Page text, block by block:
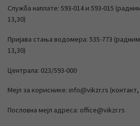
Служба наплате: 593-014 и 593-015
13,30)
Пријава стања водомера: 535-773
13,30)
Централа: 023/593-000
Мејл за кориснике: info@vikzr.rs
Пословна мејл адреса: office@vikzr.rs